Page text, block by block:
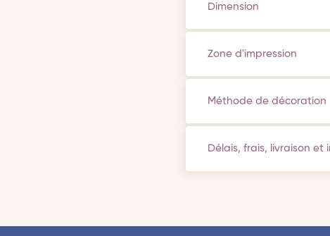
Dimension
Zone d'impression
Méthode de décoration
Délais, frais, livraison et